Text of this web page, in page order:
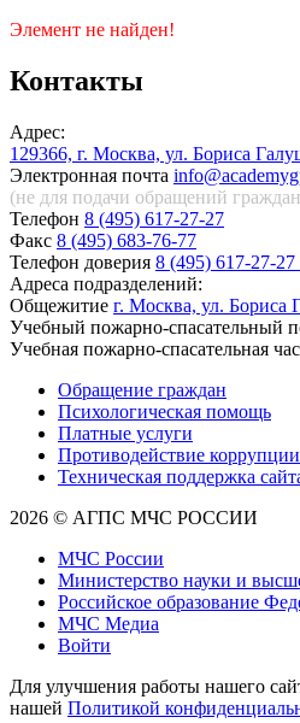
Элемент не найден!
Контакты
Адрес:
129366, г. Москва, ул. Бориса
Электронная почта
(не для подачи обращений
Телефон 8 (495) 617-27-27
Факс 8 (495) 683-76-77
Телефон доверия 8 (495) 617-27-27
Адреса подразделений:
Общежитие г. Москва, ул. Бориса
Учебный пожарно-спасательный
Учебная пожарно-спасательная
Обращение граждан
Психологическая помощь
Платные услуги
Противодействие коррупции
Техническая поддержка
2026 © АГПС МЧС РОССИИ
МЧС России
Министерство науки и
Российское образование
МЧС Медиа
Войти
Для улучшения работы нашего
нашей Политикой